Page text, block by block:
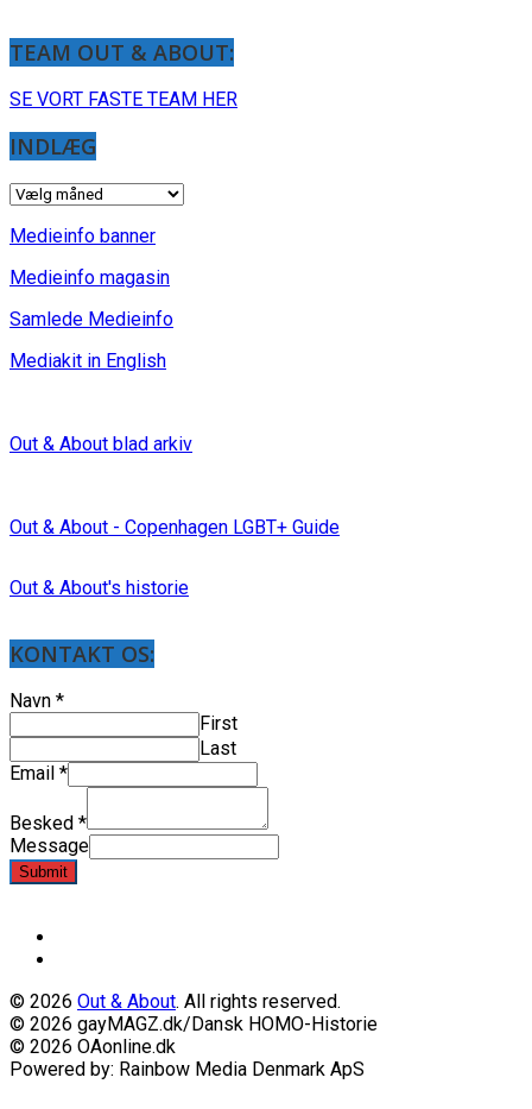
TEAM OUT & ABOUT:
SE VORT FASTE TEAM HER
INDLÆG
INDLÆG
Medieinfo banner
Medieinfo magasin
Samlede Medieinfo
Mediakit in English
Out & About blad arkiv
Out & About - Copenhagen LGBT+ Guide
Out & About's historie
KONTAKT OS:
Navn *
First
Last
Email *
Besked *
Message
Submit
© 2026 Out & About. All rights reserved.
© 2026 gayMAGZ.dk/Dansk HOMO-Historie
© 2026 OAonline.dk
Powered by: Rainbow Media Denmark ApS